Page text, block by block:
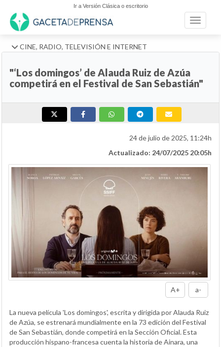
Ir a Versión Clásica o escritorio
Toggle
CINE, RADIO, TELEVISIÓN E INTERNET
"‘Los domingos’ de Alauda Ruiz de Azúa
competirá en el Festival de San Sebastián"
24 de julio de 2025, 11:24h
Actualizado: 24/07/2025 20:05h
A+ a-
La nueva película 'Los domingos', escrita y dirigida por Alauda Ruiz
de Azúa, se estrenará mundialmente en la 73 edición del Festival
de San Sebastián, donde competirá en la Sección Oficial. Esta
producción hispano-francesa cuenta la historia de Ainara, una